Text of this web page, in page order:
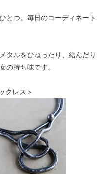
とつ。毎日のコーディネート
タルをひねったり、結んだり
の持ち味です。
クレス＞